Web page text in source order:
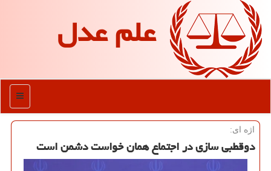
علم عدل
منو
اژه ای:
دوقطبی سازی در اجتماع همان خواست دشمن است